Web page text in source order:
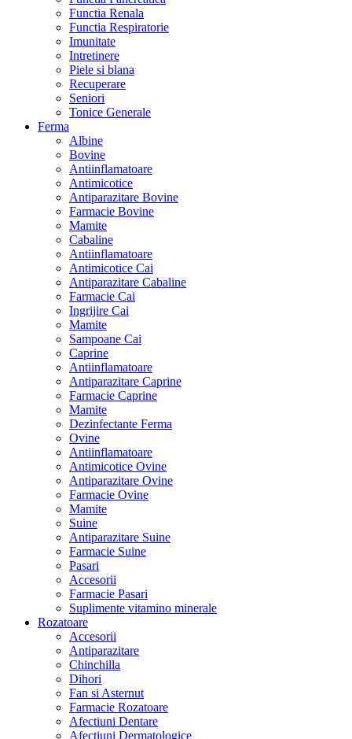
Functia Renala
Functia Respiratorie
Imunitate
Intretinere
Piele si blana
Recuperare
Seniori
Tonice Generale
Ferma
Albine
Bovine
Antiinflamatoare
Antimicotice
Antiparazitare Bovine
Farmacie Bovine
Mamite
Cabaline
Antiinflamatoare
Antimicotice Cai
Antiparazitare Cabaline
Farmacie Cai
Ingrijire Cai
Mamite
Sampoane Cai
Caprine
Antiinflamatoare
Antiparazitare Caprine
Farmacie Caprine
Mamite
Dezinfectante Ferma
Ovine
Antiinflamatoare
Antimicotice Ovine
Antiparazitare Ovine
Farmacie Ovine
Mamite
Suine
Antiparazitare Suine
Farmacie Suine
Pasari
Accesorii
Farmacie Pasari
Suplimente vitamino minerale
Rozatoare
Accesorii
Antiparazitare
Chinchilla
Dihori
Fan si Asternut
Farmacie Rozatoare
Afectiuni Dentare
Afectiuni Dermatologice